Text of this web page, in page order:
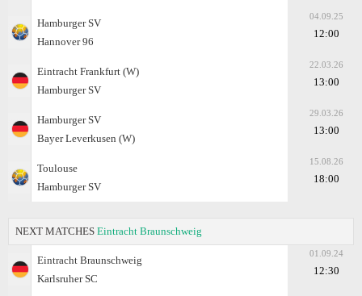
Hamburger SV
Hannover 96
04.09.25
12:00
Eintracht Frankfurt (W)
Hamburger SV
22.03.26
13:00
Hamburger SV
Bayer Leverkusen (W)
29.03.26
13:00
Toulouse
Hamburger SV
15.08.26
18:00
NEXT MATCHES Eintracht Braunschweig
Eintracht Braunschweig
Karlsruher SC
01.09.24
12:30